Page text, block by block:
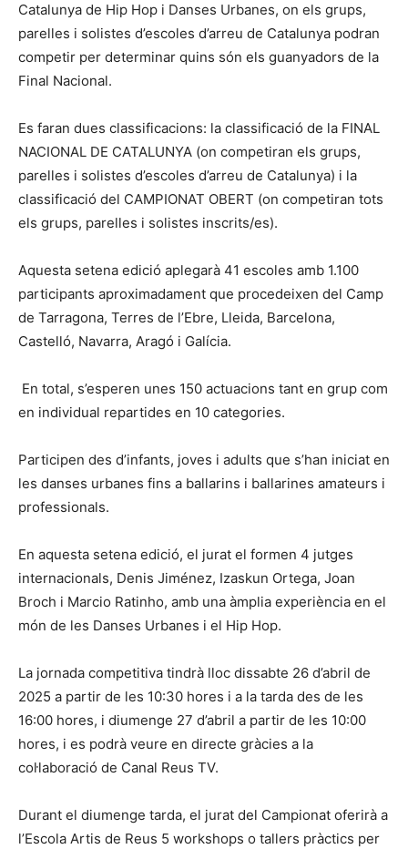
Catalunya de Hip Hop i Danses Urbanes, on els grups,
parelles i solistes d’escoles d’arreu de Catalunya podran
competir per determinar quins són els guanyadors de la
Final Nacional.
Es faran dues classificacions: la classificació de la FINAL
NACIONAL DE CATALUNYA (on competiran els grups,
parelles i solistes d’escoles d’arreu de Catalunya) i la
classificació del CAMPIONAT OBERT (on competiran tots
els grups, parelles i solistes inscrits/es).
Aquesta setena edició aplegarà 41 escoles amb 1.100
participants aproximadament que procedeixen del Camp
de Tarragona, Terres de l’Ebre, Lleida, Barcelona,
Castelló, Navarra, Aragó i Galícia.
En total, s’esperen unes 150 actuacions tant en grup com
en individual repartides en 10 categories.
Participen des d’infants, joves i adults que s’han iniciat en
les danses urbanes fins a ballarins i ballarines amateurs i
professionals.
En aquesta setena edició, el jurat el formen 4 jutges
internacionals, Denis Jiménez, Izaskun Ortega, Joan
Broch i Marcio Ratinho, amb una àmplia experiència en el
món de les Danses Urbanes i el Hip Hop.
La jornada competitiva tindrà lloc dissabte 26 d’abril de
2025 a partir de les 10:30 hores i a la tarda des de les
16:00 hores, i diumenge 27 d’abril a partir de les 10:00
hores, i es podrà veure en directe gràcies a la
col·laboració de Canal Reus TV.
Durant el diumenge tarda, el jurat del Campionat oferirà a
l’Escola Artis de Reus 5 workshops o tallers pràctics per